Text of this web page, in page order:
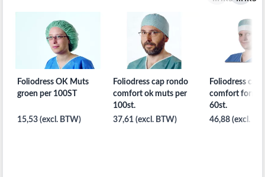
Foliodress OK Muts
groen per 100ST
15,53 (excl. BTW)
Foliodress cap rondo
comfort ok muts per
100st.
37,61 (excl. BTW)
Foliodress cap
comfort form
60st.
46,88 (excl.